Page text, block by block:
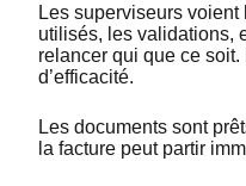
Les superviseurs voient
utilisés, les validations,
relancer qui que ce
d’efficacité.
Les documents sont
la facture peut partir